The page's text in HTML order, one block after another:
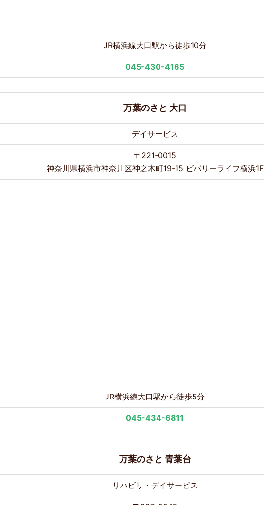
JR横浜線大口駅から徒歩10分
045-430-4165
万葉のさと 大口
デイサービス
〒221-0015
神奈川県横浜市神奈川区神之木町19-15 ビバリーライフ横浜1F
JR横浜線大口駅から徒歩5分
045-434-6811
万葉のさと 青葉台
リハビリ・デイサービス